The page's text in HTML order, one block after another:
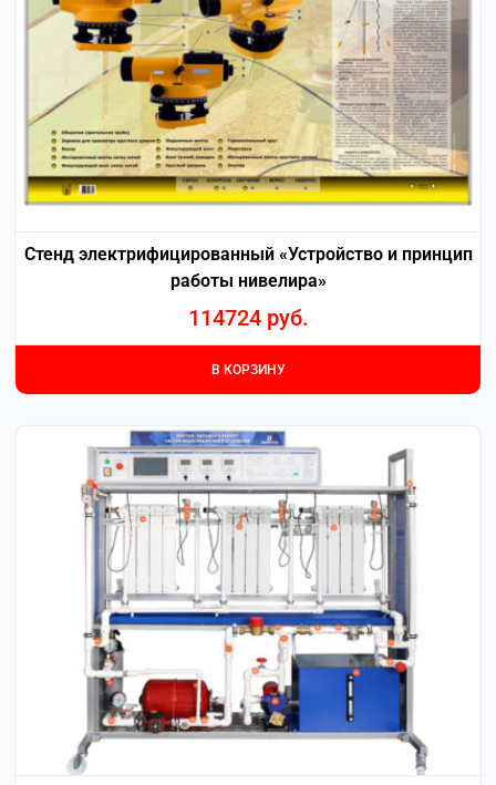
Стенд электрифицированный «Устройство и принцип
работы нивелира»
114724 руб.
В КОРЗИНУ